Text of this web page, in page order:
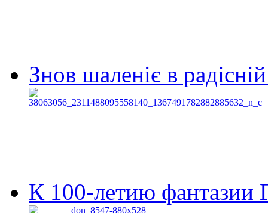
Знов шаленіє в
К 100-летию фантазии